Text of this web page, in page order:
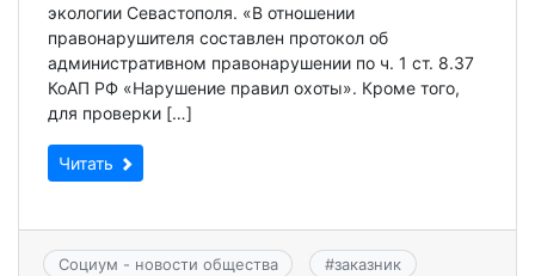
экологии Севастополя. «В отношении
правонарушителя составлен протокол об
административном правонарушении по ч. 1 ст. 8.37
КоАП РФ «Нарушение правил охоты». Кроме того,
для проверки […]
Читать
Социум - новости общества #заказник